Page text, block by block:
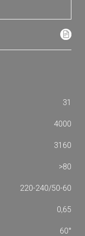
31
4000
3160
>80
220-240/50-60
0,65
60°